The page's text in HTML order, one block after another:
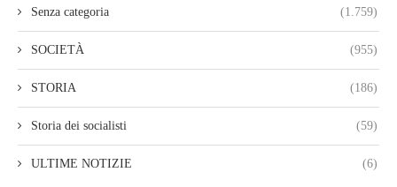
Senza categoria (1.759)
SOCIETÀ (955)
STORIA (186)
Storia dei socialisti (59)
ULTIME NOTIZIE (6)